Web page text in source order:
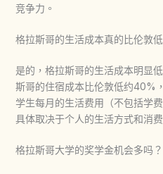
竞争力。
格拉斯哥的生活成本真的比伦敦
是的，格拉斯哥的生活成本明显
斯哥的住宿成本比伦敦低约40%
学生每月的生活费用（不包括学
具体取决于个人的生活方式和消费
格拉斯哥大学的奖学金机会多吗？